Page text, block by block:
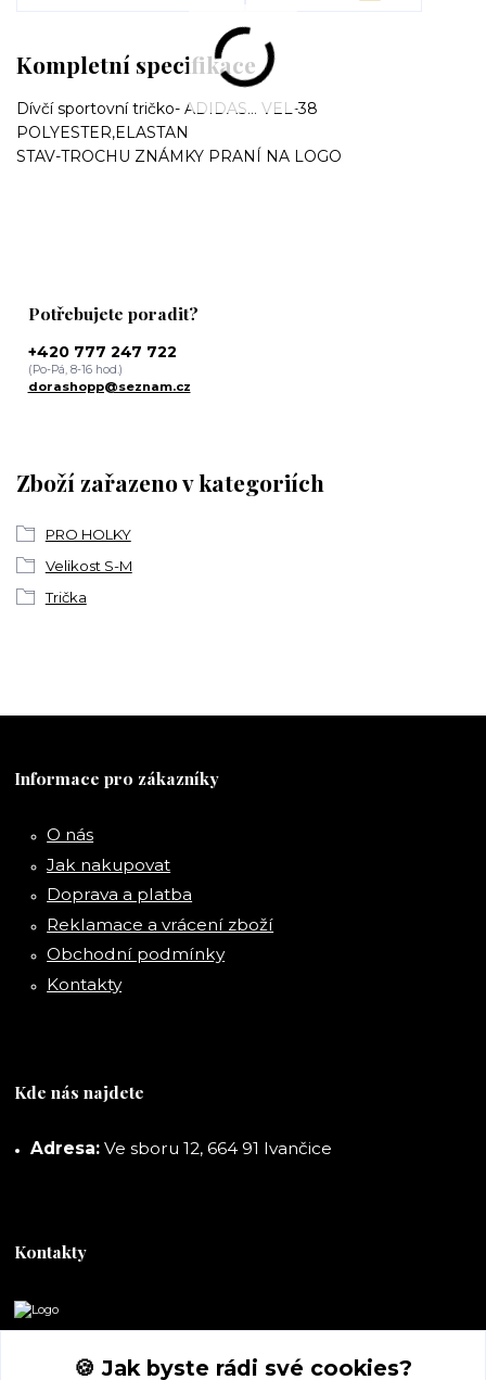
Kompletní specifikace
Dívčí sportovní tričko- ADIDAS... VEL-38
POLYESTER,ELASTAN
STAV-TROCHU ZNÁMKY PRANÍ NA LOGO
Zboží zařazeno v kategoriích
PRO HOLKY
Velikost S-M
Trička
Potřebujete poradit?
+420 777 247 722
(Po-Pá, 8-16 hod.)
dorashopp@seznam.cz
Informace pro zákazníky
O nás
Jak nakupovat
Doprava a platba
Reklamace a vrácení zboží
Obchodní podmínky
Kontakty
Kde nás najdete
Adresa: Ve sboru 12, 664 91 Ivančice
Kontakty
🍪 Jak byste rádi své cookies?